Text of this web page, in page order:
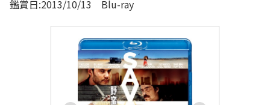
鑑賞日:2013/10/13 Blu-ray